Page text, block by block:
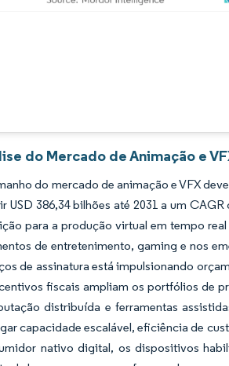
do Mercado de Animação e
do mercado de animação e VFX
USD 386,34 bilhões até 2031 a um
para a produção virtual em tempo
de entretenimento, gaming e nos
de assinatura está impulsionando
fiscais ampliam os portfólios de
distribuída e ferramentas
capacidade escalável, eficiência de
nativo digital, os dispositivos